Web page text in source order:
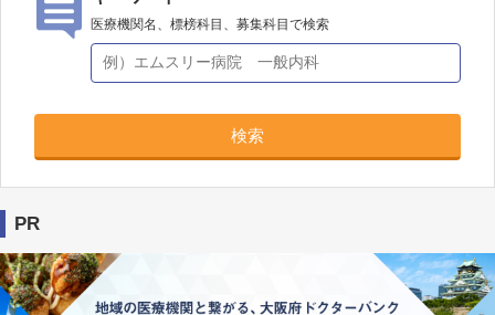
医療機関名、標榜科目、募集科目で検索
検索
PR